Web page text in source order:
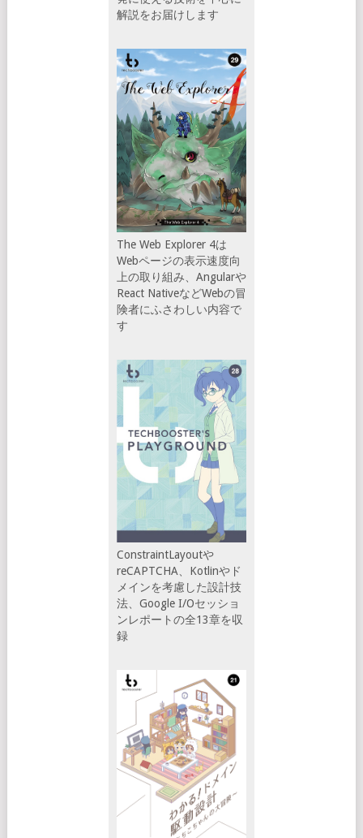
解説をお届けします
The Web Explorer 4は
Webページの表示速度向
上の取り組み、Angularや
React NativeなどWebの冒
険者にふさわしい内容で
す
ConstraintLayoutや
reCAPTCHA、Kotlinやド
メインを考慮した設計技
法、Google I/Oセッショ
ンレポートの全13章を収
録